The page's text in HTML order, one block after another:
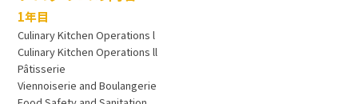
1年目
Culinary Kitchen Operations l
Culinary Kitchen Operations ll
Pâtisserie
Viennoiserie and Boulangerie